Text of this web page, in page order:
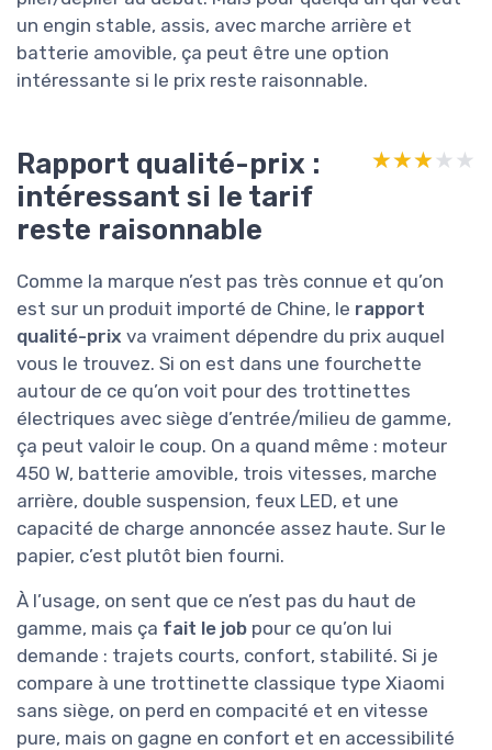
un engin stable, assis, avec marche arrière et
batterie amovible, ça peut être une option
intéressante si le prix reste raisonnable.
Rapport qualité-prix :
intéressant si le tarif
reste raisonnable
★★★★★
★★★★★
Comme la marque n’est pas très connue et qu’on
est sur un produit importé de Chine, le rapport
qualité-prix va vraiment dépendre du prix auquel
vous le trouvez. Si on est dans une fourchette
autour de ce qu’on voit pour des trottinettes
électriques avec siège d’entrée/milieu de gamme,
ça peut valoir le coup. On a quand même : moteur
450 W, batterie amovible, trois vitesses, marche
arrière, double suspension, feux LED, et une
capacité de charge annoncée assez haute. Sur le
papier, c’est plutôt bien fourni.
À l’usage, on sent que ce n’est pas du haut de
gamme, mais ça fait le job pour ce qu’on lui
demande : trajets courts, confort, stabilité. Si je
compare à une trottinette classique type Xiaomi
sans siège, on perd en compacité et en vitesse
pure, mais on gagne en confort et en accessibilité